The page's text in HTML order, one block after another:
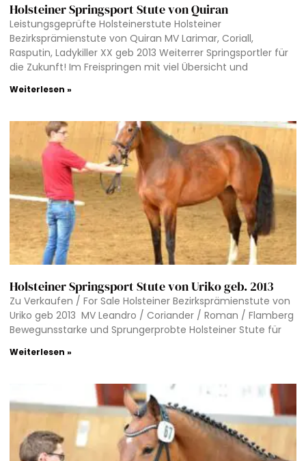
Holsteiner Springsport Stute von Quiran
Leistungsgeprüfte Holsteinerstute Holsteiner
Bezirksprämienstute von Quiran MV Larimar, Coriall,
Rasputin, Ladykiller XX geb 2013 Weiterrer Springsportler für
die Zukunft! Im Freispringen mit viel Übersicht und
Weiterlesen »
Holsteiner Springsport Stute von Uriko geb. 2013
Zu Verkaufen / For Sale Holsteiner Bezirksprämienstute von
Uriko geb 2013 MV Leandro / Coriander / Roman / Flamberg
Bewegunsstarke und Sprungerprobte Holsteiner Stute für
Weiterlesen »